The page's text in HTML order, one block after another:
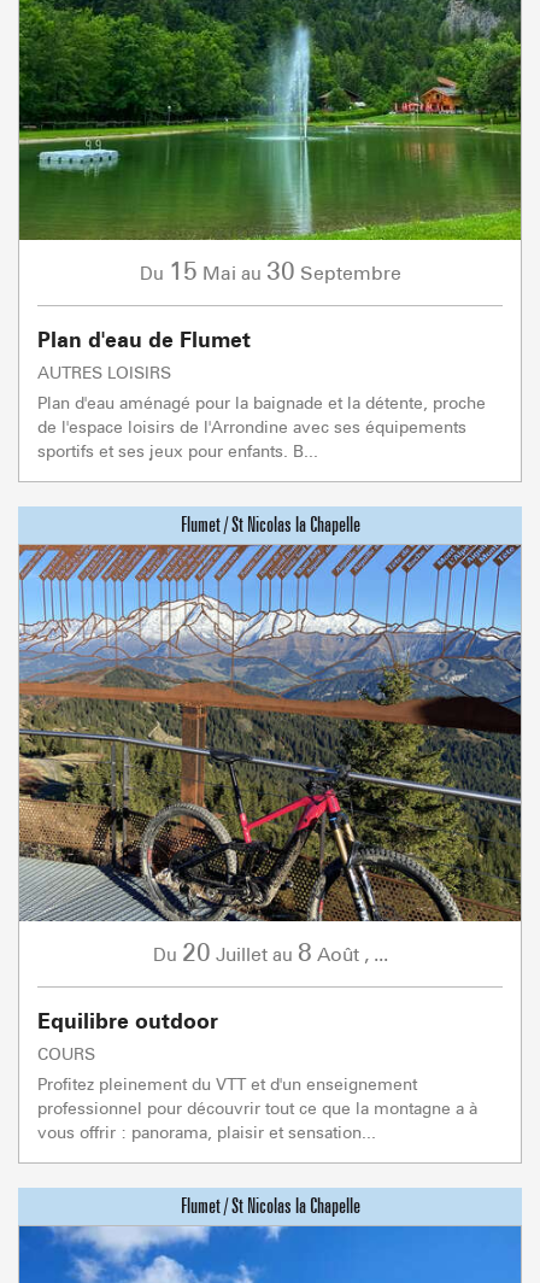
Du 15 Mai au 30 Septembre
Plan d'eau de Flumet
AUTRES LOISIRS
Plan d'eau aménagé pour la baignade et la détente, proche
de l'espace loisirs de l'Arrondine avec ses équipements
sportifs et ses jeux pour enfants. B...
Du 20 Juillet au 8 Août, ...
Equilibre outdoor
COURS
Profitez pleinement du VTT et d'un enseignement
professionnel pour découvrir tout ce que la montagne a à
vous offrir : panorama, plaisir et sensation...